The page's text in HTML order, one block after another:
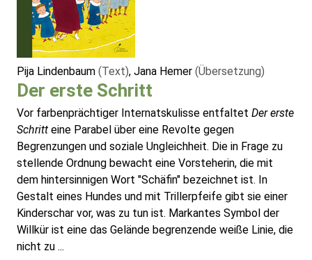
Pija Lindenbaum (Text), Jana Hemer (Übersetzung)
Der erste Schritt
Vor farbenprächtiger Internatskulisse entfaltet Der erste
Schritt eine Parabel über eine Revolte gegen
Begrenzungen und soziale Ungleichheit. Die in Frage zu
stellende Ordnung bewacht eine Vorsteherin, die mit
dem hintersinnigen Wort "Schäfin" bezeichnet ist. In
Gestalt eines Hundes und mit Trillerpfeife gibt sie einer
Kinderschar vor, was zu tun ist. Markantes Symbol der
Willkür ist eine das Gelände begrenzende weiße Linie, die
nicht zu ...